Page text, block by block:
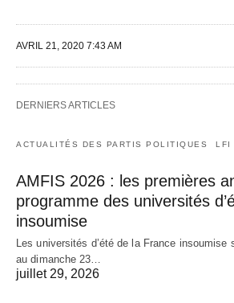
AVRIL 21, 2020 7:43 AM
DERNIERS ARTICLES
ACTUALITÉS DES PARTIS POLITIQUES LFI
AMFIS 2026 : les premières
programme des universités
insoumise
Les universités d’été de la France insoumise
au dimanche 23…
juillet 29, 2026